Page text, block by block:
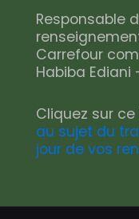
Responsable
Carrefour
Habiba Ediani
Cliquez sur ce
au sujet du
jour de vos